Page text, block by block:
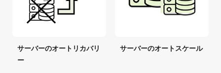
サーバーのオートリカバリ
ー
サーバーのオートスケール